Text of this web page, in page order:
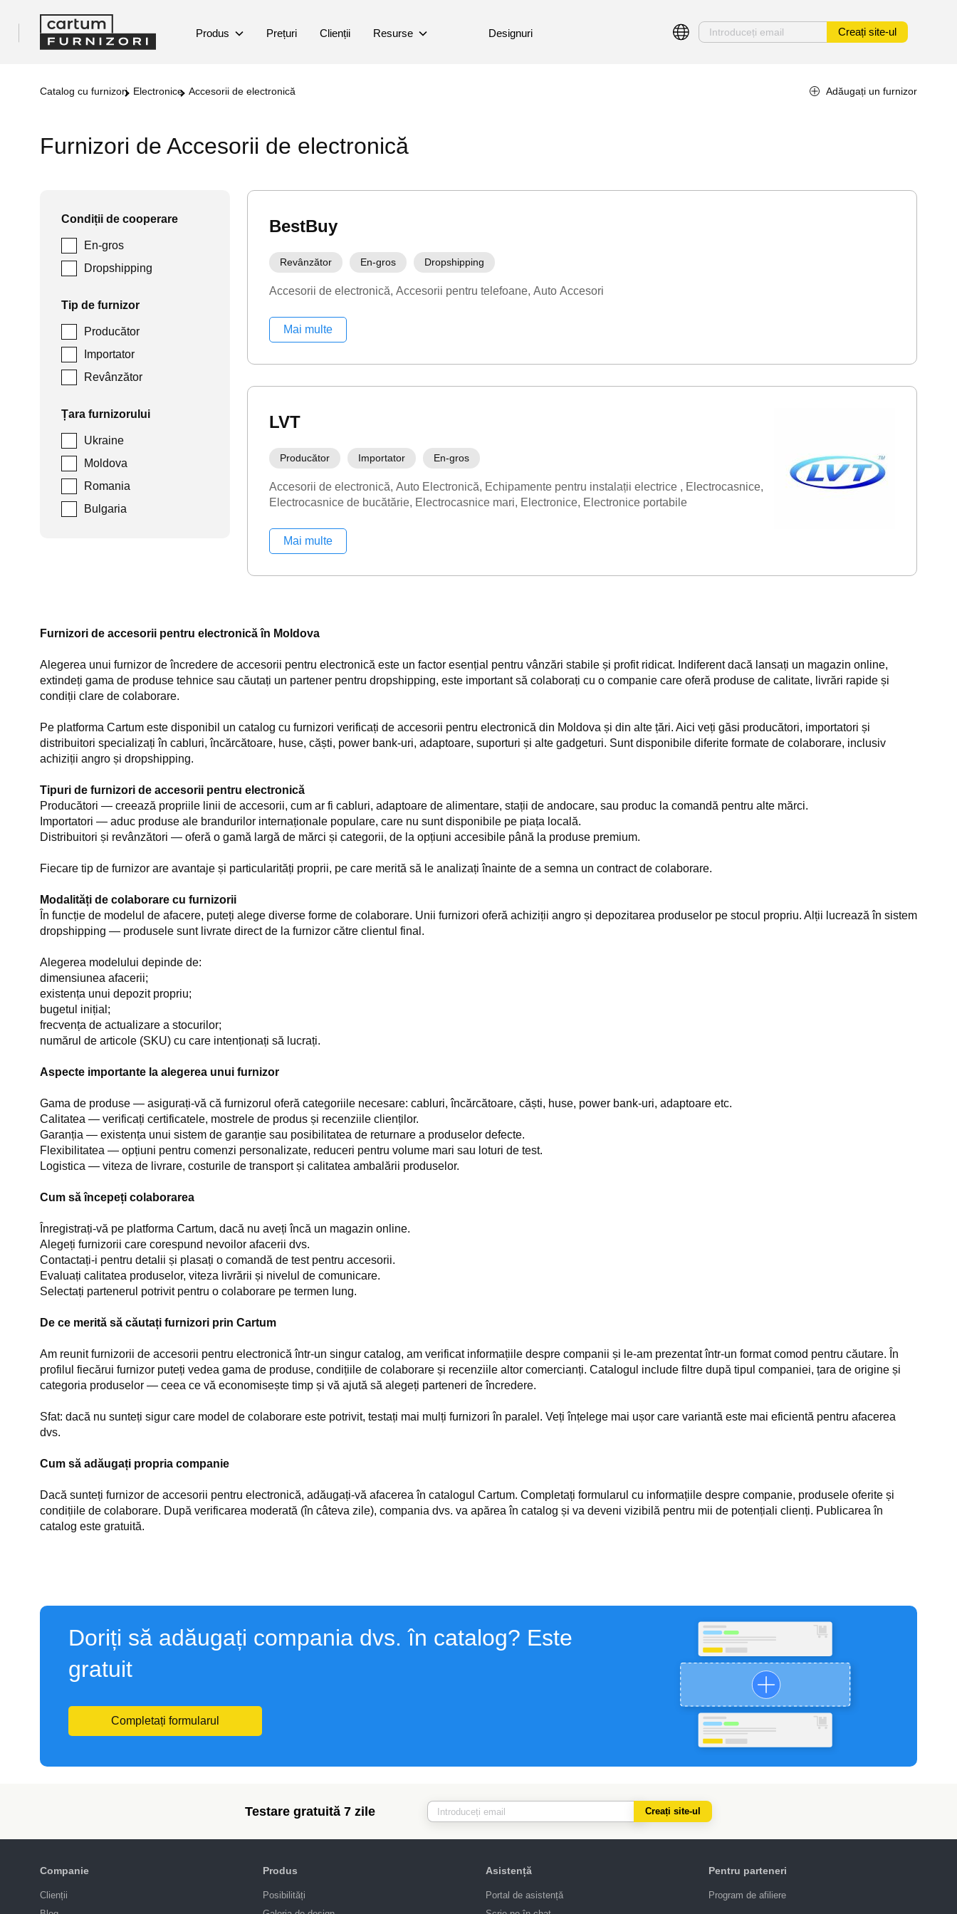
Produs Prețuri Clienții Resurse Designuri Creați site-ul
Catalog cu furnizori Electronice Accesorii de electronică Adăugați un furnizor
Furnizori de Accesorii de electronică
Condiții de cooperare
En-gros
Dropshipping
Tip de furnizor
Producător
Importator
Revânzător
Țara furnizorului
Ukraine
Moldova
Romania
Bulgaria
BestBuy
Revânzător En-gros Dropshipping
Accesorii de electronică Accesorii pentru telefoane Auto Accesori
Mai multe
LVT
Producător Importator En-gros
Accesorii de electronică Auto Electronică Echipamente pentru instalații electrice
Electrocasnice
Electrocasnice de bucătărie Electrocasnice mari Electronice Electronice portabile
Mai multe
Furnizori de accesorii pentru electronică în Moldova
Alegerea unui furnizor de încredere de accesorii pentru electronică este un factor esențial pentru vânzări stabile și profit ridicat. Indiferent dacă lansați un magazin online,
extindeți gama de produse tehnice sau căutați un partener pentru dropshipping, este important să colaborați cu o companie care oferă produse de calitate, livrări rapide și
condiții clare de colaborare.
Pe platforma Cartum este disponibil un catalog cu furnizori verificați de accesorii pentru electronică din Moldova și din alte țări. Aici veți găsi producători, importatori și
distribuitori specializați în cabluri, încărcătoare, huse, căști, power bank-uri, adaptoare, suporturi și alte gadgeturi. Sunt disponibile diferite formate de colaborare, inclusiv
achiziții angro și dropshipping.
Tipuri de furnizori de accesorii pentru electronică
Producători — creează propriile linii de accesorii, cum ar fi cabluri, adaptoare de alimentare, stații de andocare, sau produc la comandă pentru alte mărci.
Importatori — aduc produse ale brandurilor internaționale populare, care nu sunt disponibile pe piața locală.
Distribuitori și revânzători — oferă o gamă largă de mărci și categorii, de la opțiuni accesibile până la produse premium.
Fiecare tip de furnizor are avantaje și particularități proprii, pe care merită să le analizați înainte de a semna un contract de colaborare.
Modalități de colaborare cu furnizorii
În funcție de modelul de afacere, puteți alege diverse forme de colaborare. Unii furnizori oferă achiziții angro și depozitarea produselor pe stocul propriu. Alții lucrează în sistem
dropshipping — produsele sunt livrate direct de la furnizor către clientul final.
Alegerea modelului depinde de:
dimensiunea afacerii;
existența unui depozit propriu;
bugetul inițial;
frecvența de actualizare a stocurilor;
numărul de articole (SKU) cu care intenționați să lucrați.
Aspecte importante la alegerea unui furnizor
Gama de produse — asigurați-vă că furnizorul oferă categoriile necesare: cabluri, încărcătoare, căști, huse, power bank-uri, adaptoare etc.
Calitatea — verificați certificatele, mostrele de produs și recenziile clienților.
Garanția — existența unui sistem de garanție sau posibilitatea de returnare a produselor defecte.
Flexibilitatea — opțiuni pentru comenzi personalizate, reduceri pentru volume mari sau loturi de test.
Logistica — viteza de livrare, costurile de transport și calitatea ambalării produselor.
Cum să începeți colaborarea
Înregistrați-vă pe platforma Cartum, dacă nu aveți încă un magazin online.
Alegeți furnizorii care corespund nevoilor afacerii dvs.
Contactați-i pentru detalii și plasați o comandă de test pentru accesorii.
Evaluați calitatea produselor, viteza livrării și nivelul de comunicare.
Selectați partenerul potrivit pentru o colaborare pe termen lung.
De ce merită să căutați furnizori prin Cartum
Am reunit furnizorii de accesorii pentru electronică într-un singur catalog, am verificat informațiile despre companii și le-am prezentat într-un format comod pentru căutare. În
profilul fiecărui furnizor puteți vedea gama de produse, condițiile de colaborare și recenziile altor comercianți. Catalogul include filtre după tipul companiei, țara de origine și
categoria produselor — ceea ce vă economisește timp și vă ajută să alegeți parteneri de încredere.
Sfat: dacă nu sunteți sigur care model de colaborare este potrivit, testați mai mulți furnizori în paralel. Veți înțelege mai ușor care variantă este mai eficientă pentru afacerea
dvs.
Cum să adăugați propria companie
Dacă sunteți furnizor de accesorii pentru electronică, adăugați-vă afacerea în catalogul Cartum. Completați formularul cu informațiile despre companie, produsele oferite și
condițiile de colaborare. După verificarea moderată (în câteva zile), compania dvs. va apărea în catalog și va deveni vizibilă pentru mii de potențiali clienți. Publicarea în
catalog este gratuită.
Doriți să adăugați compania dvs. în catalog? Este
gratuit
Completați formularul
Testare gratuită 7 zile Creați site-ul
Companie
Clienții
Produs
Posibilități
Asistență
Portal de asistență
Pentru parteneri
Program de afiliere